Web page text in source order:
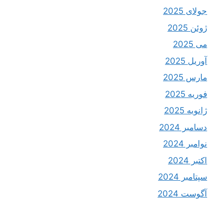
جولای 2025
ژوئن 2025
می 2025
آوریل 2025
مارس 2025
فوریه 2025
ژانویه 2025
دسامبر 2024
نوامبر 2024
اکتبر 2024
سپتامبر 2024
آگوست 2024